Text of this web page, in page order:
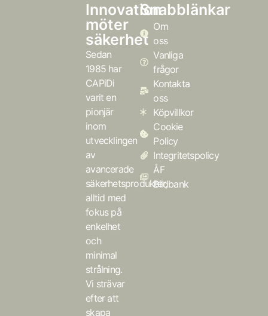
Innovation
möter
säkerhet
Sedan
1985 har
CAPiDi
varit en
pionjär
inom
utvecklingen
av
avancerade
säkerhetsprodukter,
alltid med
fokus på
enkelhet
och
minimal
strålning.
Vi strävar
efter att
skapa
Snabblänkar
Om
oss
Vanliga
frågor
Kontakta
oss
Köpvillkor
Cookie
Policy
Integritetspolicy
ÅF
Bildbank